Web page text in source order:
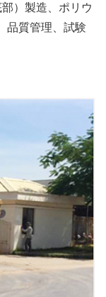
）製造、ポリウ
品質管理、試験